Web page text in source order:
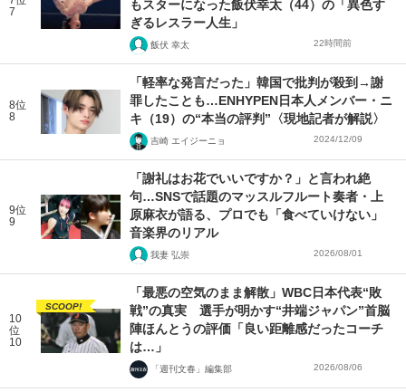
7
もスターになった飯伏幸太（44）の「異色す
ぎるレスラー人生」
飯伏 幸太 22時間前
8位
8
「軽率な発言だった」韓国で批判が殺到→謝
罪したことも…ENHYPEN日本人メンバー・ニ
キ（19）の“本当の評判”〈現地記者が解説〉
吉崎 エイジーニョ 2024/12/09
9位
9
「謝礼はお花でいいですか？」と言われ絶
句…SNSで話題のマッスルフルート奏者・上
原麻衣が語る、プロでも「食べていけない」
音楽界のリアル
我妻 弘崇 2026/08/01
10
位
10
SCOOP!
「最悪の空気のまま解散」WBC日本代表“敗
戦”の真実 選手が明かす“井端ジャパン”首脳
陣ほんとうの評価「良い距離感だったコーチ
は…」
「週刊文春」編集部 2026/08/06